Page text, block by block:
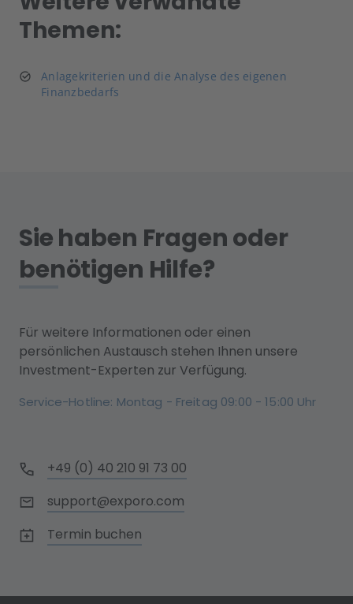
Themen:
Anlagekriterien und die Analyse des eigenen
Finanzbedarfs
Sie haben Fragen oder
benötigen Hilfe?
Für weitere Informationen oder einen
persönlichen Austausch stehen Ihnen unsere
Investment-Experten zur Verfügung.
Service-Hotline: Montag - Freitag 09:00 - 15:00 Uhr
+49 (0) 40 210 91 73 00
support@exporo.com
Termin buchen